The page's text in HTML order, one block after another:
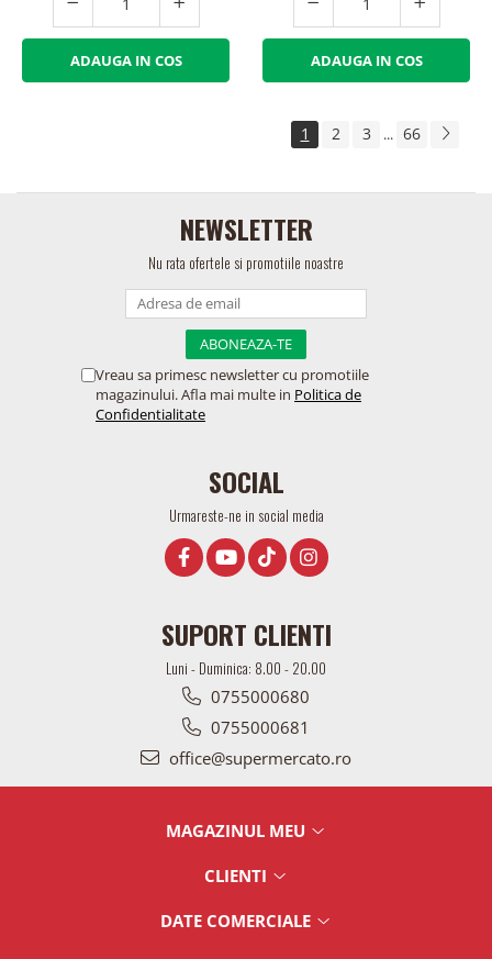
ADAUGA IN COS ADAUGA IN COS
1 2 3 ... 66
NEWSLETTER
Nu rata ofertele si promotiile noastre
Vreau sa primesc newsletter cu promotiile
magazinului. Afla mai multe in Politica de
Confidentialitate
SOCIAL
Urmareste-ne in social media
SUPORT CLIENTI
Luni - Duminica: 8.00 - 20.00
0755000680
0755000681
office@supermercato.ro
MAGAZINUL MEU
CLIENTI
DATE COMERCIALE